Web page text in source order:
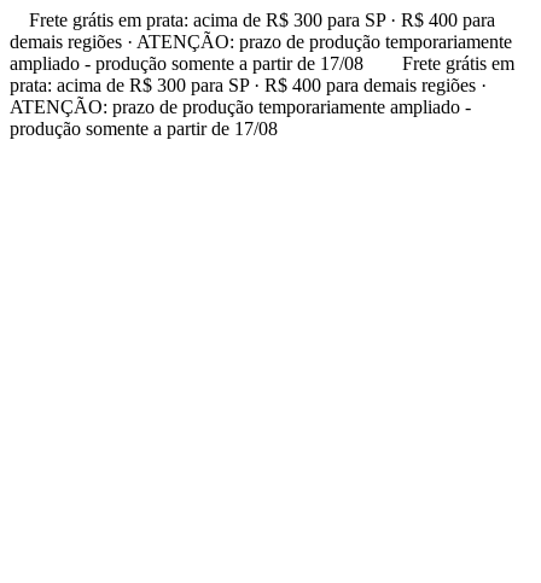
Frete grátis em prata: acima de R$ 300 para SP · R$ 400 para
demais regiões · ATENÇÃO: prazo de produção temporariamente
ampliado - produção somente a partir de 17/08
Frete grátis em
prata: acima de R$ 300 para SP · R$ 400 para demais regiões ·
ATENÇÃO: prazo de produção temporariamente ampliado -
produção somente a partir de 17/08